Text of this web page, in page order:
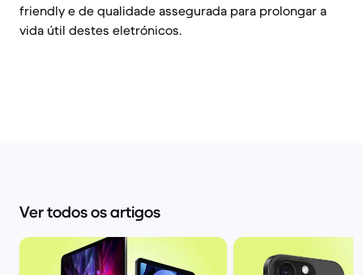
friendly e de qualidade assegurada para prolongar a
vida útil destes eletrónicos.
Ver todos os artigos